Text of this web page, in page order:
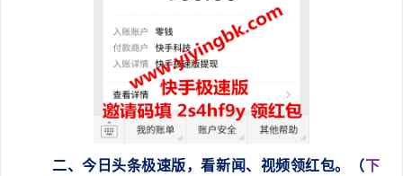
二、今日头条极速版，看新闻、视频领红包。 （下